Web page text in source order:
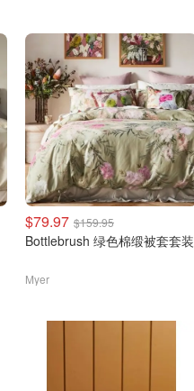
$79.97 $159.95
Bottlebrush 绿色棉缎被套套装
Myer